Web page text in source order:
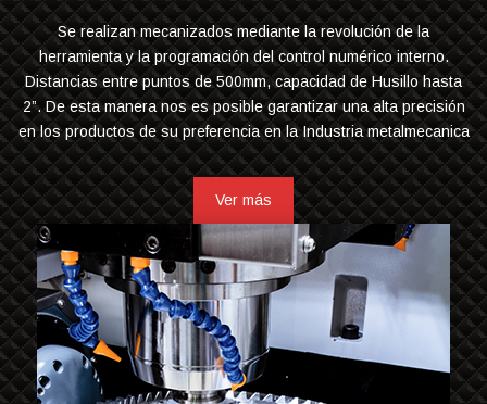
Se realizan mecanizados mediante la revolución de la
herramienta y la programación del control numérico interno.
Distancias entre puntos de 500mm, capacidad de Husillo hasta
2”. De esta manera nos es posible garantizar una alta precisión
en los productos de su preferencia en la Industria metalmecanica
Ver más